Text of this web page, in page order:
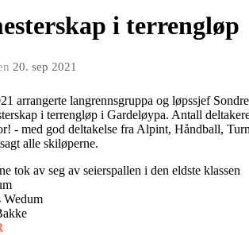
i terrengløp
20. sep 2021
arrangerte langrennsgruppa og løpssjef Sondre
i terrengløp i Gardeløypa. Antall
- med god deltakelse fra Alpint, Håndball,
alle skiløperne.
tok av seg av seierspallen i den eldste klassen
Wedum